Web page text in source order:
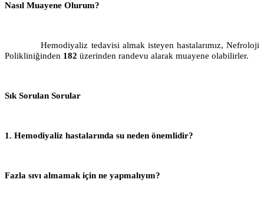
Nasıl Muayene Olurum?
Hemodiyaliz tedavisi almak isteyen hastalarımız, Nefroloji
Polikliniğinden 182 üzerinden randevu alarak muayene olabilirler.
Sık Sorulan Sorular
1. Hemodiyaliz hastalarında su neden önemlidir?
Fazla sıvı almamak için ne yapmalıyım?